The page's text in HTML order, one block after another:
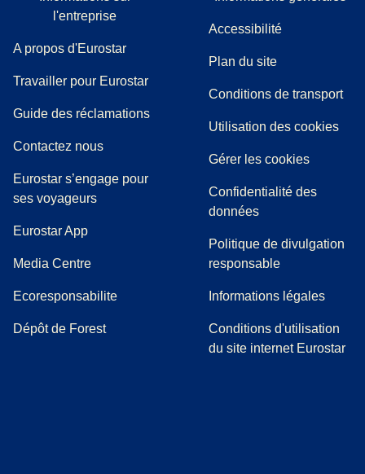
l'entreprise
A propos d'Eurostar
Travailler pour Eurostar
Guide des réclamations((
Contactez nous
Eurostar s’engage pour
ses voyageurs
Eurostar App
Media Centre( Ouvre un nouvel onglet)
Ecoresponsabilite
Dépôt de Forest
Accessibilité
Plan du site
Conditions de transport
Utilisation des cookies
Gérer les cookies
Confidentialité des
données
Politique de divulgation
responsable
Informations légales
Conditions d'utilisation
du site internet Eurostar